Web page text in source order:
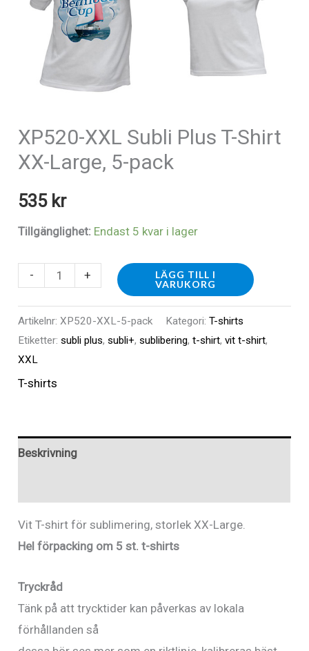
XP520-XXL Subli Plus T-Shirt
XX-Large, 5-pack
535 kr
Tillgänglighet: Endast 5 kvar i lager
-
XP520-
Subli
Plus
T-
Shirt
+
LÄGG TILL I
VARUKORG
Artikelnr:XP520-XXL-5-pack Kategori:T-shirts
Etiketter:subli plus,subli+,sublibering,t-shirt,vit t-shirt,
XXL
T-shirts
Beskrivning
Vit T-shirt för sublimering, storlek XX-Large.
Hel förpacking om 5 st. t-shirts
Tryckråd
Tänk på att trycktider kan påverkas av lokala
förhållanden så